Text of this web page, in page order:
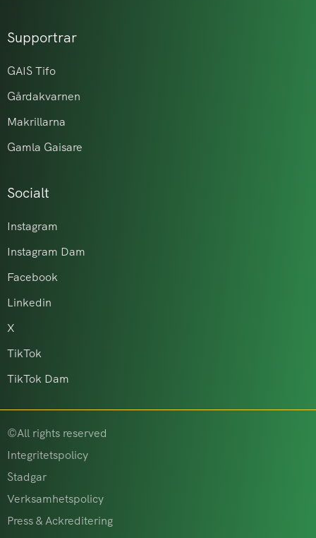
Supportrar
GAIS Tifo
Gårdakvarnen
Makrillarna
Gamla Gaisare
Socialt
Instagram
Instagram Dam
Facebook
Linkedin
X
TikTok
TikTok Dam
©All rights reserved
Integritetspolicy
Stadgar
Verksamhetspolicy
Press & Ackreditering